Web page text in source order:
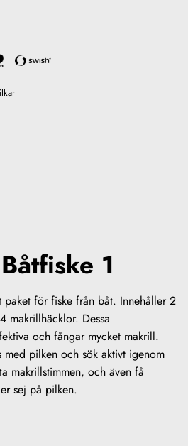
1
paket för fiske från båt. Innehåller 2
makrillhäcklor. Dessa
och fångar mycket makrill.
med pilken och sök aktivt igenom
makrillstimmen, och även få
sej på pilken.